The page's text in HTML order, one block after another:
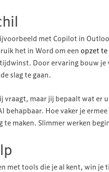
met Copilot in
het in Word om een opzet te
Door ervaring bouw
slag te gaan.
maar jij bepaalt wat er
behapbaar. Hoe vaker je
maken. Slimmer werken
met tools die je al kent, win je